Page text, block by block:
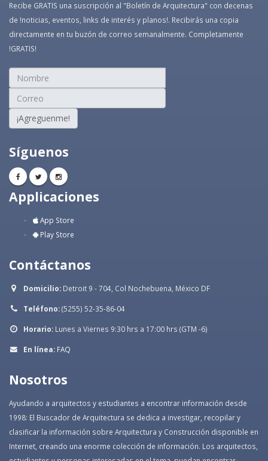
Recibe GRATIS una suscripción al "Boletín de Arquitectura" con decenas
de !noticias, eventos, links de interés y planos!. Recibirás una copia
directamente en tu buzón de correo semanalmente. Completamente
!GRATIS!
¡Agreguenme!
Síguenos
Applicaciones
App Store
Play Store
Contáctanos
Domicilio: Detroit 9 - 704, Col Nochebuena, México DF
Teléfono:(5255) 52-35-86-04
Horario: Lunes a Viernes 9:30 hrs a 17:00 hrs (GTM -6)
En línea: FAQ
Nosotros
Ayudando a arquitectos y estudiantes a encontrar información desde
1998: El Buscador de Arquitectura se dedica a investigar, recopilar y
clasificar la información sobre Arquitectura y Construcción disponible en
Internet, creando una enorme colección de información. Los arquitectos,